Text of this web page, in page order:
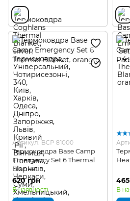
Артикул: BCP 81000
Термоковдра Base Camp
Emergency Set 6 Thermal
Blanket
620 грн
В наявності В